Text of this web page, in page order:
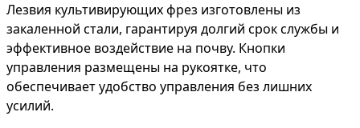
Лезвия культивирующих фрез изготовлены из
закаленной стали, гарантируя долгий срок службы и
эффективное воздействие на почву. Кнопки
управления размещены на рукоятке, что
обеспечивает удобство управления без лишних
усилий.